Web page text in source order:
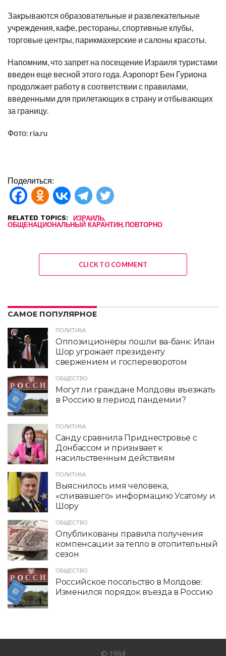
Закрываются образовательные и развлекательные
учреждения, кафе, рестораны, спортивные клубы,
торговые центры, парикмахерские и салоны красоты.
Напомним, что запрет на посещение Израиля туристами
введен еще весной этого года. Аэропорт Бен Гуриона
продолжает работу в соответствии с правилами,
введенными для прилетающих в страну и отбывающих
за границу.
Фото: ria.ru
Поделиться:
RELATED TOPICS: ИЗРАИЛЬ,
ОБЩЕНАЦИОНАЛЬНЫЙ КАРАНТИН, ПОВТОРНО
CLICK TO COMMENT
САМОЕ ПОПУЛЯРНОЕ
ПОЛИТИКА
Оппозиционеры пошли ва-банк: Илан
Шор угрожает президенту
свержением и госпереворотом
ОБЩЕСТВО
Могут ли граждане Молдовы въезжать
в Россию в период пандемии?
ПОЛИТИКА
Санду сравнила Приднестровье с
Донбассом и призывает к
насильственным действиям
ПОЛИТИКА
Выяснилось имя человека,
«сливавшего» информацию Усатому и
Шору
ОБЩЕСТВО
Опубликованы правила получения
компенсации за тепло в отопительный
сезон
ОБЩЕСТВО
Российское посольство в Молдове:
Изменился порядок въезда в Россию
© 1984